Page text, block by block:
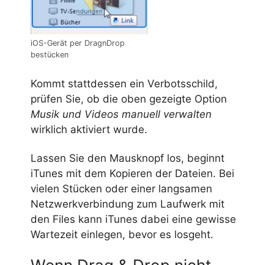
iOS-Gerät per DragnDrop
bestücken
Kommt stattdessen ein Verbotsschild,
prüfen Sie, ob die oben gezeigte Option
Musik und Videos manuell verwalten
wirklich aktiviert wurde.
Lassen Sie den Mausknopf los, beginnt
iTunes mit dem Kopieren der Dateien. Bei
vielen Stücken oder einer langsamen
Netzwerkverbindung zum Laufwerk mit
den Files kann iTunes dabei eine gewisse
Wartezeit einlegen, bevor es losgeht.